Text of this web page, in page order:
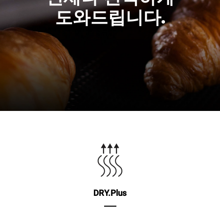
도와드립니다.
DRY.Plus